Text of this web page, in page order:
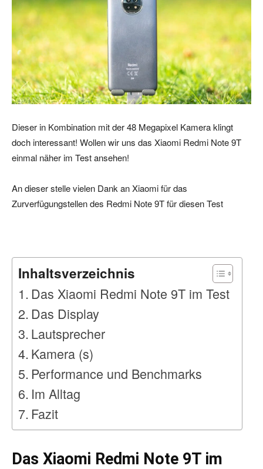
Dieser in Kombination mit der 48 Megapixel Kamera klingt
doch interessant! Wollen wir uns das Xiaomi Redmi Note 9T
einmal näher im Test ansehen!
An dieser stelle vielen Dank an Xiaomi für das
Zurverfügungstellen des Redmi Note 9T für diesen Test
Inhaltsverzeichnis
Das Xiaomi Redmi Note 9T im Test
Das Display
Lautsprecher
Kamera (s)
Performance und Benchmarks
Im Alltag
Fazit
Das Xiaomi Redmi Note 9T im